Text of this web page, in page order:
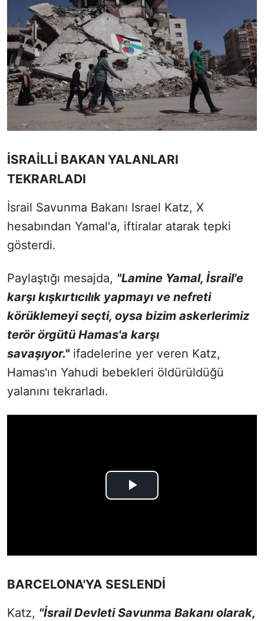
İSRAİLLİ BAKAN YALANLARI
TEKRARLADI
İsrail Savunma Bakanı Israel Katz, X
hesabından Yamal'a, iftiralar atarak tepki
gösterdi.
Paylaştığı mesajda, "Lamine Yamal, İsrail'e
karşı kışkırtıcılık yapmayı ve nefreti
körüklemeyi seçti, oysa bizim askerlerimiz
terör örgütü Hamas'a karşı
savaşıyor."ifadelerine yer veren Katz,
Hamas'ın Yahudi bebekleri öldürüldüğü
yalanını tekrarladı.
BARCELONA'YA SESLENDİ
Katz, "İsrail Devleti Savunma Bakanı olarak,